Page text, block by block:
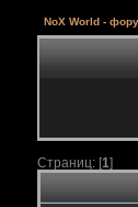
NoX World -
Страниц: [1]